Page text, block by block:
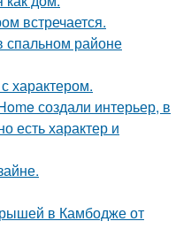
встречается.
спальном районе
характером.
создали интерьер, в
есть характер и
в Камбодже от